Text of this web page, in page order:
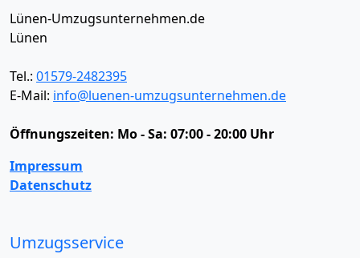
Lünen-Umzugsunternehmen.de
Lünen
Tel.: 01579-2482395
E-Mail: info@luenen-umzugsunternehmen.de
Öffnungszeiten: Mo - Sa: 07:00 - 20:00 Uhr
Impressum
Datenschutz
Umzugsservice